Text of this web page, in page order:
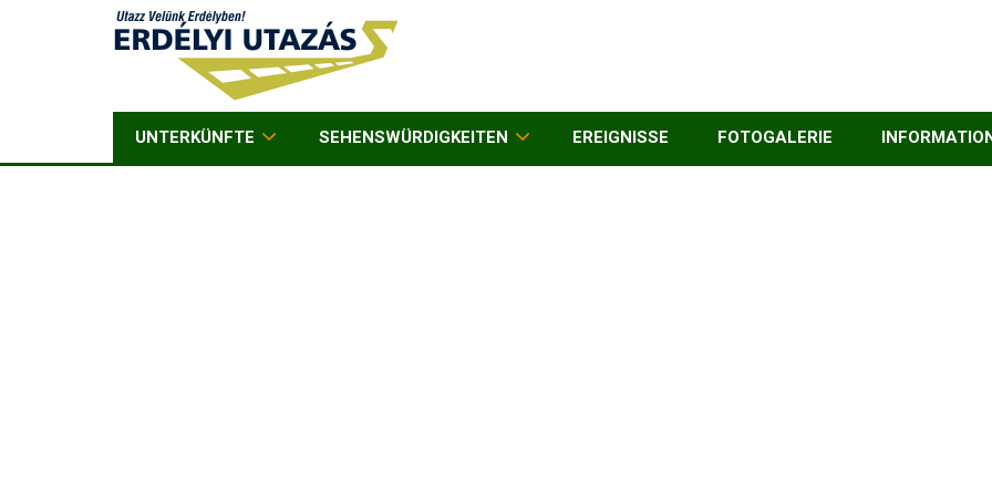
UNTERKÜNFTE SEHENSWÜRDIGKEITEN EREIGNISSE FOTOGALERIE